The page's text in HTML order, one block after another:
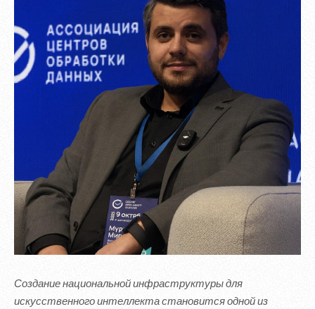
Создание национальной инфраструктуры для
искусственного интеллекта становится одной из